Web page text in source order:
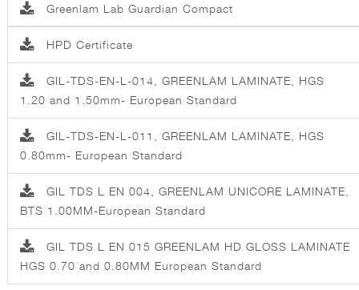
Greenlam Lab Guardian Compact
HPD Certificate
GIL-TDS-EN-L-014, GREENLAM LAMINATE, HGS
1.20 and 1.50mm- European Standard
GIL-TDS-EN-L-011, GREENLAM LAMINATE, HGS
0.80mm- European Standard
GIL TDS L EN 004, GREENLAM UNICORE LAMINATE,
BTS 1.00MM-European Standard
GIL TDS L EN 015 GREENLAM HD GLOSS LAMINATE
HGS 0.70 and 0.80MM European Standard